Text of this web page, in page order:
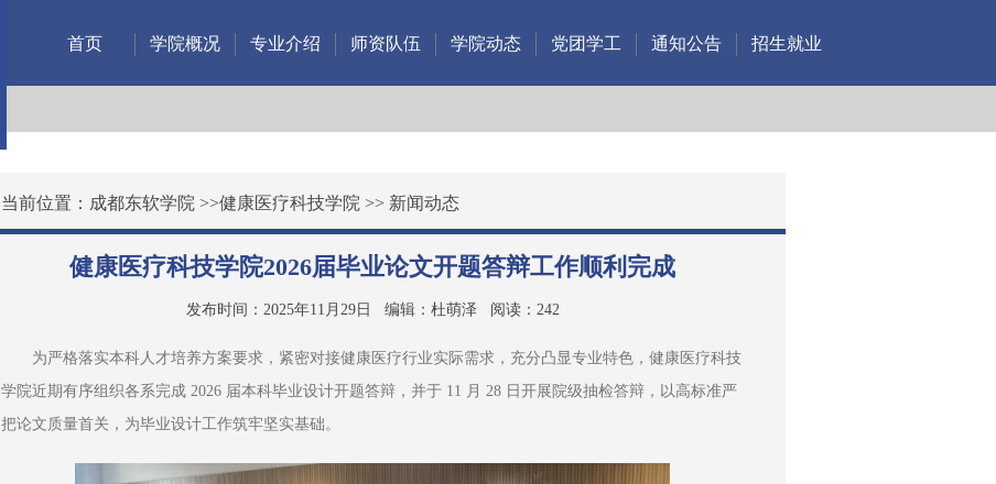
首页 学院概况 专业介绍 师资队伍 学院动态 党团学工 通知公告 招生就业
当前位置： 成都东软学院 >>健康医疗科技学院 >> 新闻动态
健康医疗科技学院2026届毕业论文开题答辩工作顺利完成
发布时间：2025年11月29日 编辑：杜萌泽 阅读： 242
为严格落实本科人才培养方案要求，紧密对接健康医疗行业实际需求，充分凸显专业特色，健康医疗科技
学院近期有序组织各系完成 2026 届本科毕业设计开题答辩，并于 11 月 28 日开展院级抽检答辩，以高标准严
把论文质量首关，为毕业设计工作筑牢坚实基础。